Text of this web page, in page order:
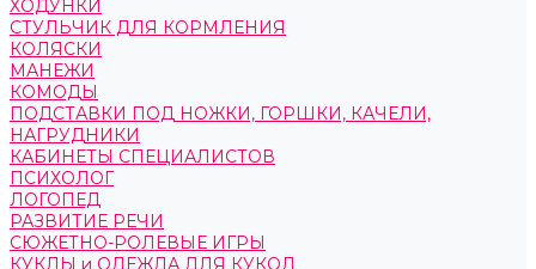
ХОДУНКИ
СТУЛЬЧИК ДЛЯ КОРМЛЕНИЯ
КОЛЯСКИ
МАНЕЖИ
КОМОДЫ
ПОДСТАВКИ ПОД НОЖКИ, ГОРШКИ, КАЧЕЛИ,
НАГРУДНИКИ
КАБИНЕТЫ СПЕЦИАЛИСТОВ
ПСИХОЛОГ
ЛОГОПЕД
РАЗВИТИЕ РЕЧИ
СЮЖЕТНО-РОЛЕВЫЕ ИГРЫ
КУКЛЫ и ОДЕЖДА ДЛЯ КУКОЛ